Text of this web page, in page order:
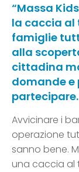
“Massa
la caccia al
famiglie
alla
cittadina
domande e
partecipare.
Avvicinare i
operazione
sanno bene.
una caccia al